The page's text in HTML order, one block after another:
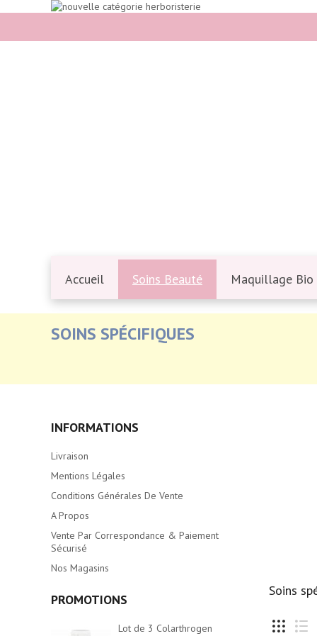
Accueil Soins Beauté Maquillage Bio
SOINS SPÉCIFIQUES
INFORMATIONS
Livraison
Mentions Légales
Conditions Générales De Vente
A Propos
Vente Par Correspondance & Paiement
Sécurisé
Nos Magasins
PROMOTIONS
Lot de 3 Colarthrogen
Soins